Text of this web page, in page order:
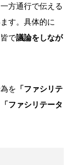
方通行で伝える
す。具体的に
で議論をしなが
を 「ファシリテ
「ファシリテータ